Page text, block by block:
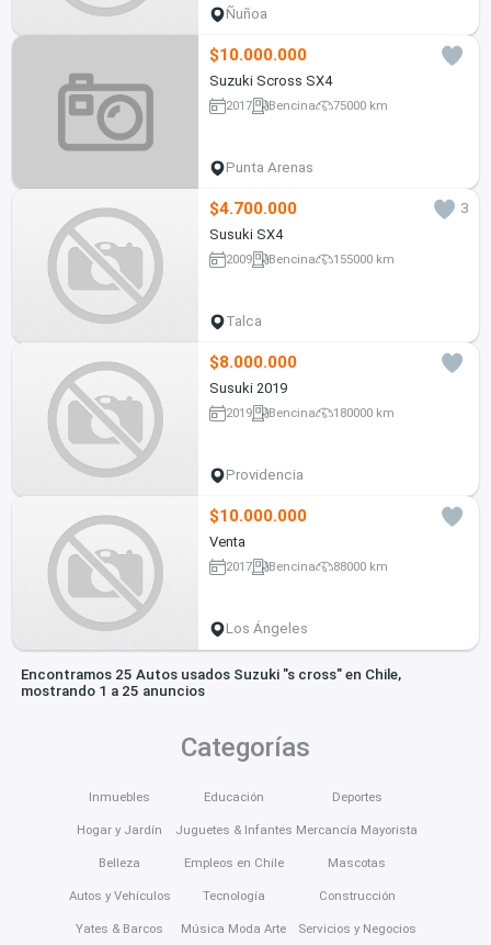
Ñuñoa
$10.000.000
Suzuki Scross SX4
2017 Bencina 75000 km
Punta Arenas
$4.700.000
3
Susuki SX4
2009 Bencina 155000 km
Talca
$8.000.000
Susuki 2019
2019 Bencina 180000 km
Providencia
$10.000.000
Venta
2017 Bencina 88000 km
Los Ángeles
Encontramos 25 Autos usados Suzuki "s cross" en Chile,
mostrando 1 a 25 anuncios
Categorías
Inmuebles
Hogar y Jardín
Belleza
Autos y Vehículos
Yates & Barcos
Educación
Juguetes & Infantes
Empleos en Chile
Tecnología
Música Moda Arte
Deportes
Mercancía Mayorista
Mascotas
Construcción
Servicios y Negocios